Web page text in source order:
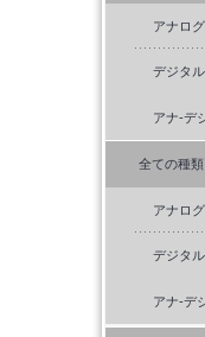
アナログ
デジタル
アナ-デ
全ての種類
アナログ
デジタル
アナ-デ